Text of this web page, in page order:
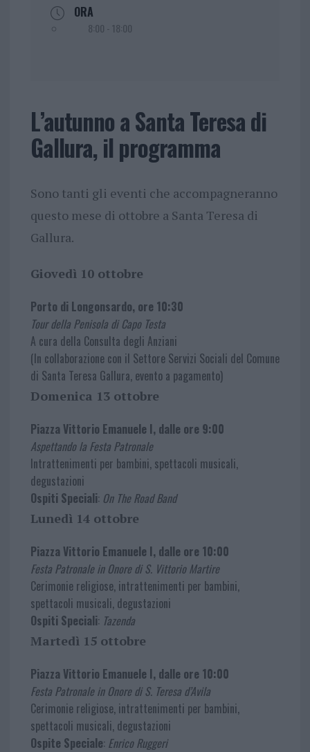
ORA
8:00 - 18:00
L’autunno a Santa Teresa di
Gallura, il programma
Sono tanti gli eventi che accompagneranno
questo mese di ottobre a Santa Teresa di
Gallura.
Giovedì 10 ottobre
Porto di Longonsardo, ore 10:30
Tour della Penisola di Capo Testa
A cura della Consulta degli Anziani
(In collaborazione con il Settore Servizi Sociali del Comune
di Santa Teresa Gallura, evento a pagamento)
Domenica 13 ottobre
Piazza Vittorio Emanuele I, dalle ore 9:00
Aspettando la Festa Patronale
Intrattenimenti per bambini, spettacoli musicali,
degustazioni
Ospiti Speciali: On The Road Band
Lunedì 14 ottobre
Piazza Vittorio Emanuele I, dalle ore 10:00
Festa Patronale in Onore di S. Vittorio Martire
Cerimonie religiose, intrattenimenti per bambini,
spettacoli musicali, degustazioni
Ospiti Speciali: Tazenda
Martedì 15 ottobre
Piazza Vittorio Emanuele I, dalle ore 10:00
Festa Patronale in Onore di S. Teresa d’Avila
Cerimonie religiose, intrattenimenti per bambini,
spettacoli musicali, degustazioni
Ospite Speciale: Enrico Ruggeri